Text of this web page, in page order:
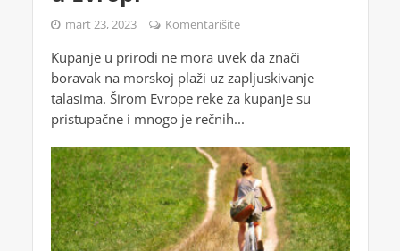
mart 23, 2023 Komentarišite
Kupanje u prirodi ne mora uvek da znači
boravak na morskoj plaži uz zapljuskivanje
talasima. Širom Evrope reke za kupanje su
pristupačne i mnogo je rečnih...